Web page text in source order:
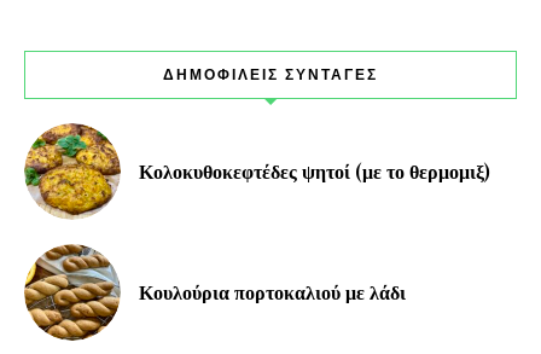
ΔΗΜΟΦΙΛΕΙΣ ΣΥΝΤΑΓΕΣ
Κολοκυθοκεφτέδες ψητοί (με το θερμομιξ)
Κουλούρια πορτοκαλιού με λάδι